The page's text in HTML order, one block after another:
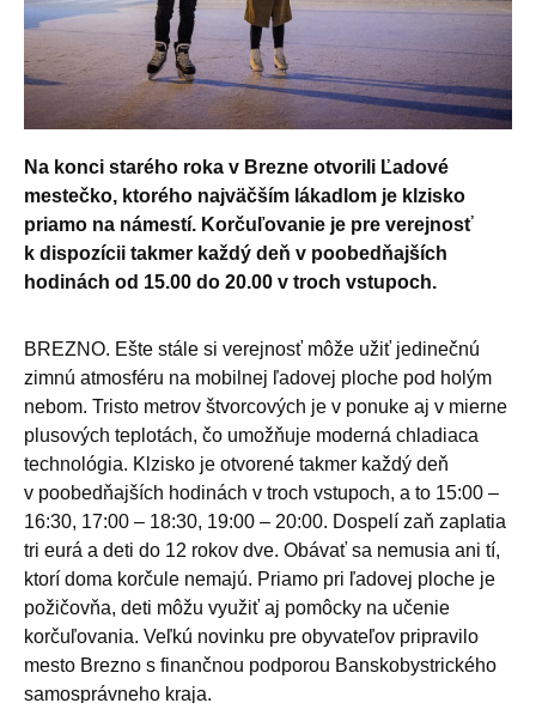
Na konci starého roka v Brezne otvorili Ľadové
mestečko, ktorého najväčším lákadlom je klzisko
priamo na námestí. Korčuľovanie je pre verejnosť
k dispozícii takmer každý deň v poobedňajších
hodinách od 15.00 do 20.00 v troch vstupoch.
BREZNO. Ešte stále si verejnosť môže užiť jedinečnú
zimnú atmosféru na mobilnej ľadovej ploche pod holým
nebom. Tristo metrov štvorcových je v ponuke aj v mierne
plusových teplotách, čo umožňuje moderná chladiaca
technológia. Klzisko je otvorené takmer každý deň
v poobedňajších hodinách v troch vstupoch, a to 15:00 –
16:30, 17:00 – 18:30, 19:00 – 20:00. Dospelí zaň zaplatia
tri eurá a deti do 12 rokov dve. Obávať sa nemusia ani tí,
ktorí doma korčule nemajú. Priamo pri ľadovej ploche je
požičovňa, deti môžu využiť aj pomôcky na učenie
korčuľovania. Veľkú novinku pre obyvateľov pripravilo
mesto Brezno s finančnou podporou Banskobystrického
samosprávneho kraja.